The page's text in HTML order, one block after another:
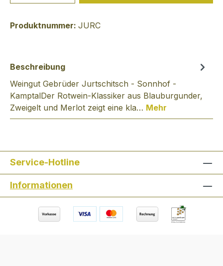
Produktnummer: JURC
Beschreibung
Weingut Gebrüder Jurtschitsch - Sonnhof -
KamptalDer Rotwein-Klassiker aus Blauburgunder,
Zweigelt und Merlot zeigt eine kla… Mehr
Service-Hotline
Informationen